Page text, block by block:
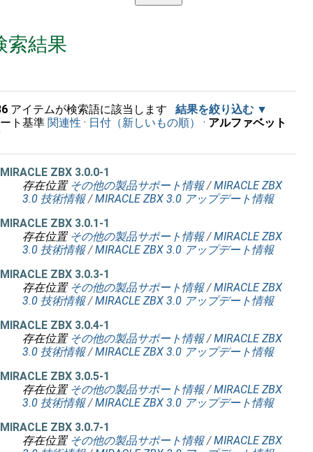
索結果
アイテムが検索語に該当します
結果を絞り込む
ト基準 関連性 · 日付（新しいもの順） · アルファベット
MIRACLE ZBX 3.0.0-1
存在位置 その他の製品サポート情報 /MIRACLE ZBX
3.0 技術情報 /MIRACLE ZBX 3.0 アップデート情報
MIRACLE ZBX 3.0.1-1
存在位置 その他の製品サポート情報 /MIRACLE ZBX
3.0 技術情報 /MIRACLE ZBX 3.0 アップデート情報
MIRACLE ZBX 3.0.3-1
存在位置 その他の製品サポート情報 /MIRACLE ZBX
3.0 技術情報 /MIRACLE ZBX 3.0 アップデート情報
MIRACLE ZBX 3.0.4-1
存在位置 その他の製品サポート情報 /MIRACLE ZBX
3.0 技術情報 /MIRACLE ZBX 3.0 アップデート情報
MIRACLE ZBX 3.0.5-1
存在位置 その他の製品サポート情報 /MIRACLE ZBX
3.0 技術情報 /MIRACLE ZBX 3.0 アップデート情報
MIRACLE ZBX 3.0.7-1
存在位置 その他の製品サポート情報 /MIRACLE ZBX